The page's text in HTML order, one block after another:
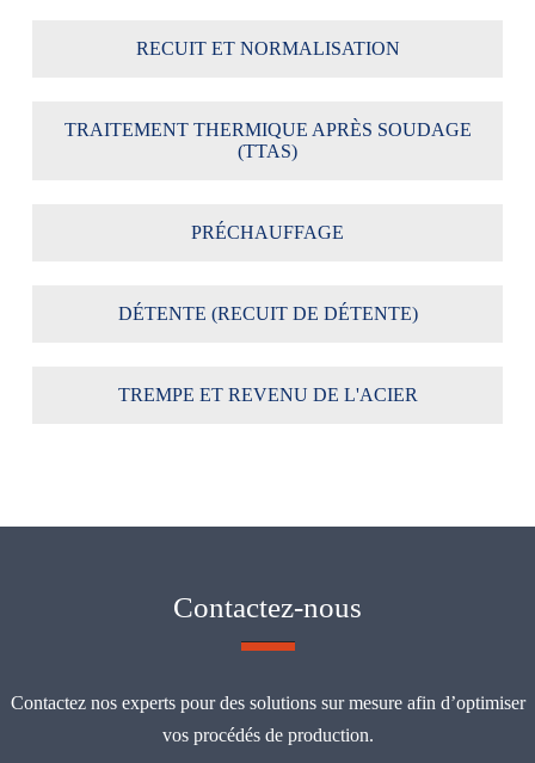
RECUIT ET NORMALISATION
TRAITEMENT THERMIQUE APRÈS SOUDAGE
(TTAS)
PRÉCHAUFFAGE
DÉTENTE (RECUIT DE DÉTENTE)
TREMPE ET REVENU DE L'ACIER
Contactez-nous
Contactez nos experts pour des solutions sur mesure afin d’optimiser
vos procédés de production.